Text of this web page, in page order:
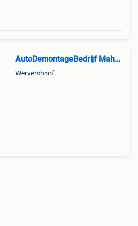
AutoDemontageBedrijf Mahzud
Wervershoof